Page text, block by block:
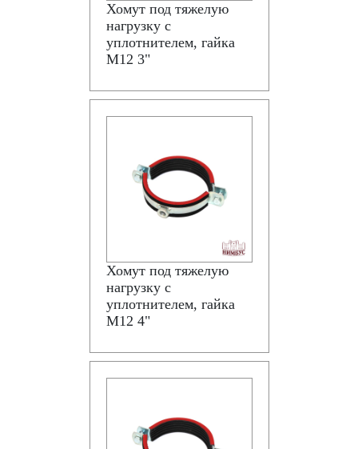
Хомут под тяжелую
нагрузку с
уплотнителем, гайка
М12 3"
Хомут под тяжелую
нагрузку с
уплотнителем, гайка
М12 4"